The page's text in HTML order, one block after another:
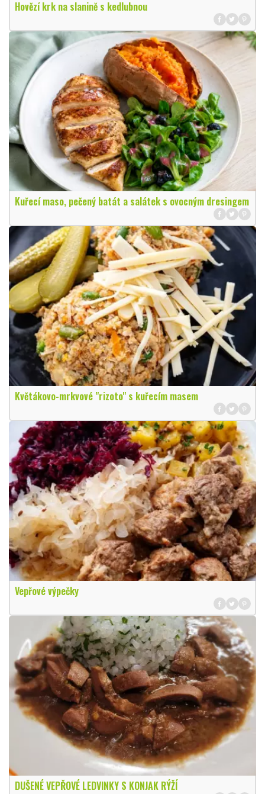
Hovězí krk na slanině s kedlubnou
Kuřecí maso, pečený batát a salátek s ovocným dresingem
Květákovo-mrkvové "rizoto" s kuřecím masem
Vepřové výpečky
DUŠENÉ VEPŘOVÉ LEDVINKY S KONJAK RÝŽÍ